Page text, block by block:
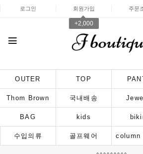
로그인 회원가입
+2,000
주문
OUTER TOP
Thom Brown 국내배송
BAG kids
수입의류 골프웨어 column